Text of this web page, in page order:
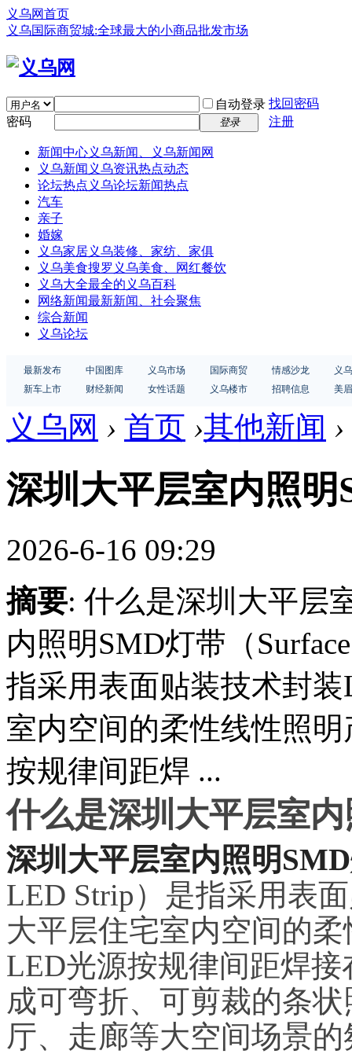
义乌网首页
义乌国际商贸城:全球最大的小商品批发市场
自动登录 找回密码
密码
登录 注册
新闻中心义乌新闻、义乌新闻网
义乌新闻 义乌资讯热点动态
论坛热点 义乌论坛新闻热点
汽车
亲子
婚嫁
义乌家居义乌装修、家纺、家俱
义乌美食搜罗义乌美食、网红餐饮
义乌大全最全的义乌百科
网络新闻最新新闻、社会聚焦
综合新闻
义乌论坛
最新发布 中国图库 义乌市场 国际商贸 情感沙龙
义
新车上市
财经新闻 女性话题 义乌楼市 招聘信息 美
义乌网 › 首页 ›其他新闻 ›
深圳大平层室内照
2026-6-16 09:29
摘要: 什么是深圳大平层
内照明SMD灯带（
指采用表面贴装技术封
室内空间的柔性线性照
按规律间距焊 ...
什么是深圳大平层室
深圳大平层室内照明
LED Strip）是指采用表
大平层住宅室内空间的
LED光源按规律间距焊
成可弯折、可剪裁的条
厅、走廊等大空间场景